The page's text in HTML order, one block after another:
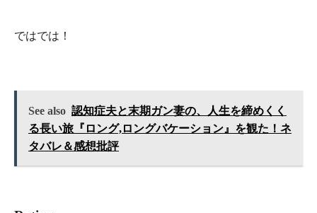
ではでは！
See also 認知症夫と末期ガン妻の、人生を締めくく
る長い旅『ロング,ロングバケーション』を観た！ネ
タバレ＆感想批評